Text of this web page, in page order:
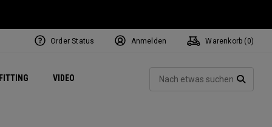
VIDEO Exclusive Mavrik Complete Sets
Exklusiv - Golfbälle
Women's Golf Balls
Exklusiv - Zubehör
Regional Performance Centers
Order Status Anmelden Warenkorb ( 0)